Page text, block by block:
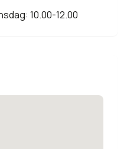
10.00-12.00